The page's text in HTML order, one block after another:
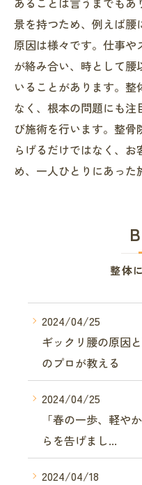
景を持つため、例えば腰
原因は様々です。仕事
が絡み合い、時として腰
いることがあります。
なく、根本の問題にも
び施術を行います。整
らげるだけではなく、
め、一人ひとりにあった
整体
2024/04/25
ギックリ腰の原因
のプロが教える
2024/04/25
「春の一歩、軽や
らを告げまし...
2024/04/18